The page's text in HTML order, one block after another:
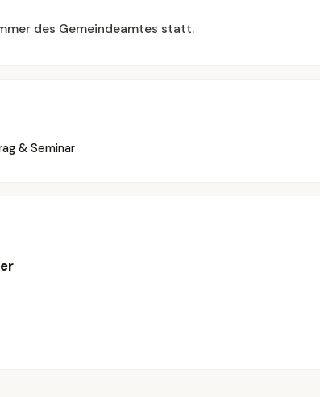
des Gemeindeamtes statt.
& Seminar